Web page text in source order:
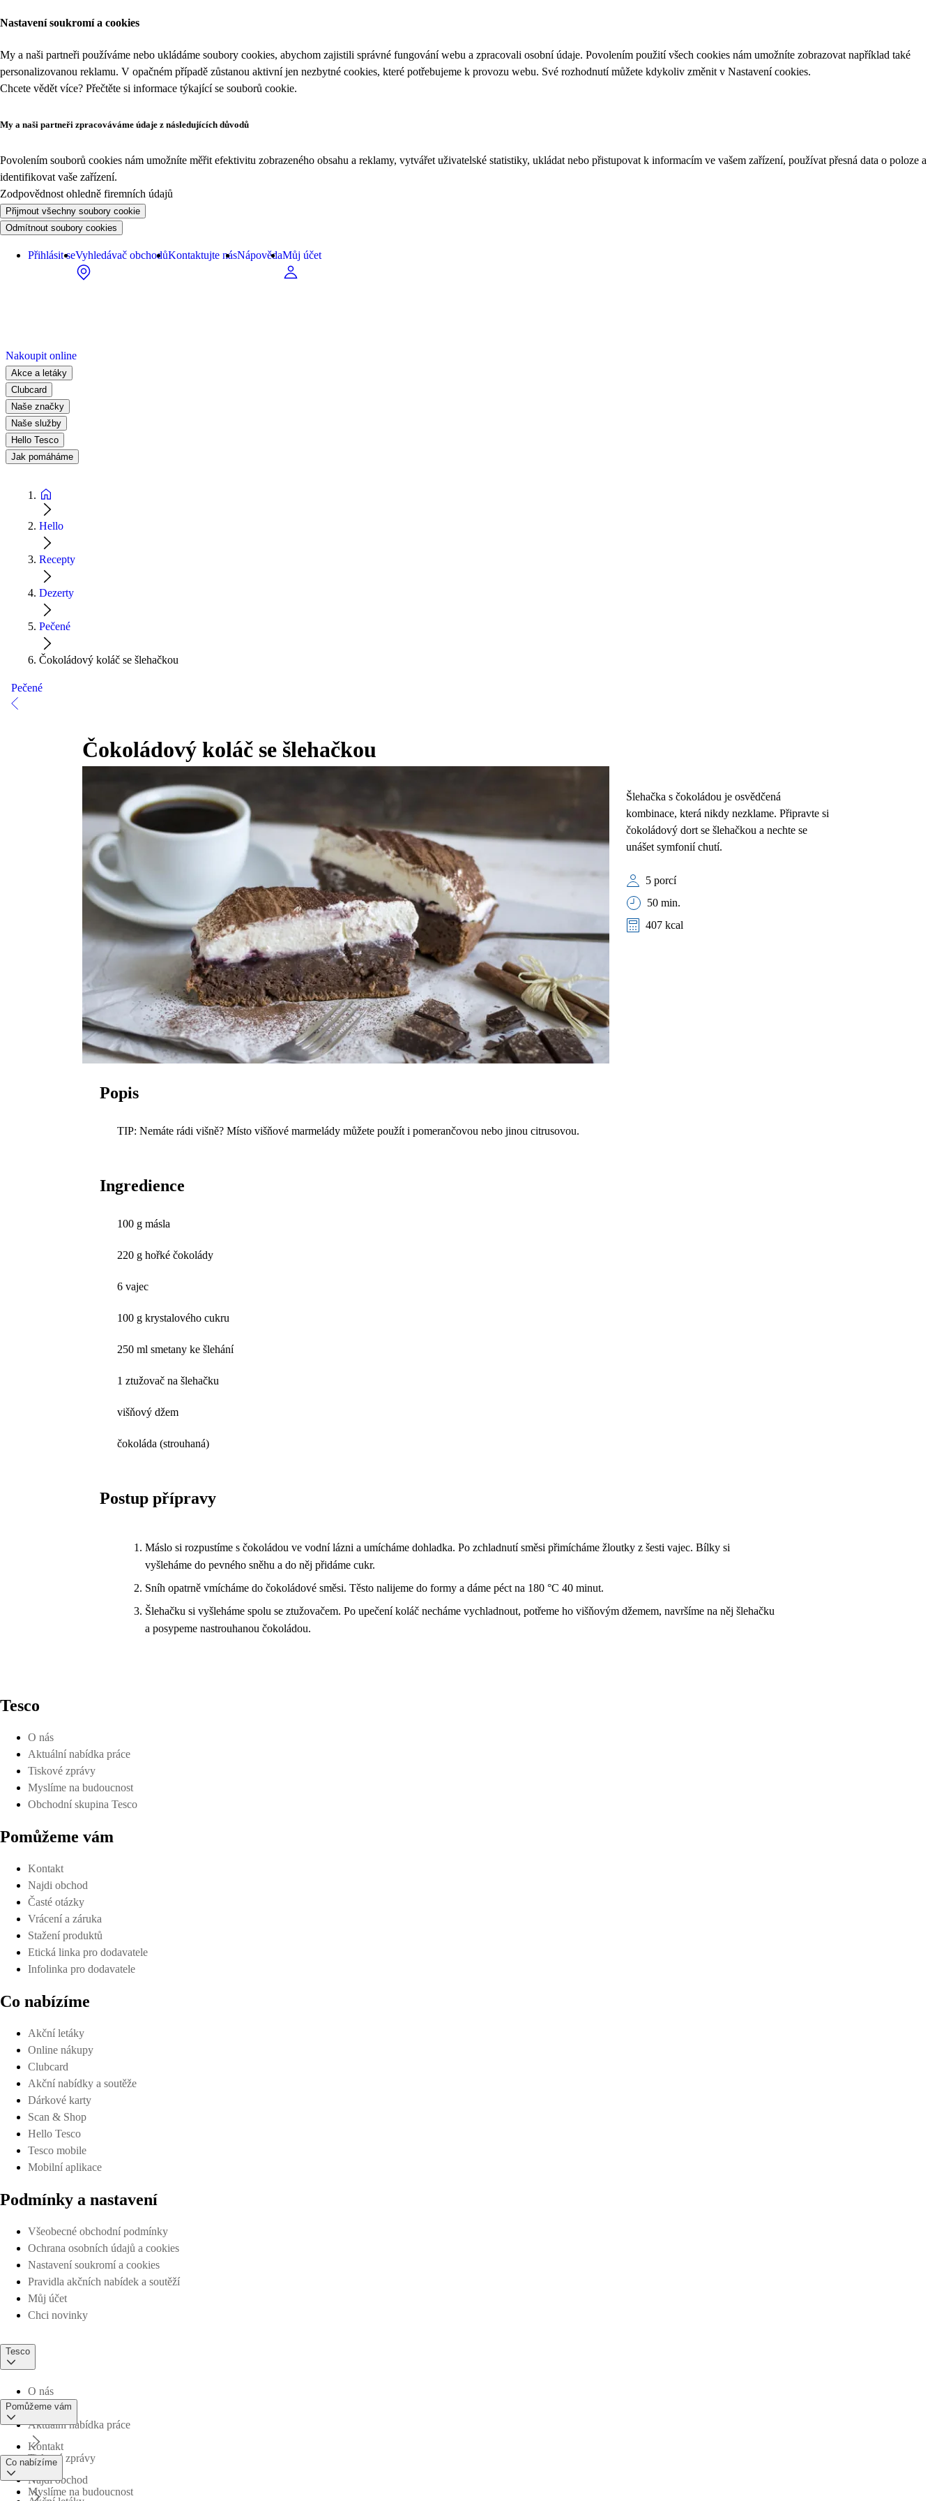
Nastavení soukromí a cookies
My a naši partneři používáme nebo ukládáme soubory cookies, abychom zajistili správné fungování webu a zpracovali osobní údaje. Povolením použití všech cookies nám umožníte zobrazovat například také
personalizovanou reklamu. V opačném případě zůstanou aktivní jen nezbytné cookies, které potřebujeme k provozu webu. Své rozhodnutí můžete kdykoliv změnit v Nastavení cookies.
Chcete vědět více? Přečtěte si informace týkající se souborů cookie.
My a naši partneři zpracováváme údaje z následujících důvodů
Povolením souborů cookies nám umožníte měřit efektivitu zobrazeného obsahu a reklamy, vytvářet uživatelské statistiky, ukládat nebo přistupovat k informacím ve vašem zařízení, používat přesná data o poloze a
identifikovat vaše zařízení.
Zodpovědnost ohledně firemních údajů
Přijmout všechny soubory cookie
Odmítnout soubory cookies
Přihlásit seVyhledávač obchodůKontaktujte násNápovědaMůj účet
Nakoupit online
Akce a letáky
Clubcard
Naše značky
Naše služby
Hello Tesco
Jak pomáháme
Hello
Recepty
Dezerty
Pečené
Čokoládový koláč se šlehačkou
Pečené
Čokoládový koláč se šlehačkou
Šlehačka s čokoládou je osvědčená
kombinace, která nikdy nezklame. Připravte si
čokoládový dort se šlehačkou a nechte se
unášet symfonií chutí.
5 porcí
50 min.
407 kcal
Popis
TIP: Nemáte rádi višně? Místo višňové marmelády můžete použít i pomerančovou nebo jinou citrusovou.
Ingredience
100 g másla
220 g hořké čokolády
6 vajec
100 g krystalového cukru
250 ml smetany ke šlehání
1 ztužovač na šlehačku
višňový džem
čokoláda (strouhaná)
Postup přípravy
Máslo si rozpustíme s čokoládou ve vodní lázni a umícháme dohladka. Po zchladnutí směsi přimícháme žloutky z šesti vajec. Bílky si
vyšleháme do pevného sněhu a do něj přidáme cukr.
Sníh opatrně vmícháme do čokoládové směsi. Těsto nalijeme do formy a dáme péct na 180 °C 40 minut.
Šlehačku si vyšleháme spolu se ztužovačem. Po upečení koláč necháme vychladnout, potřeme ho višňovým džemem, navršíme na něj šlehačku
a posypeme nastrouhanou čokoládou.
Tesco
O nás
Aktuální nabídka práce
Tiskové zprávy
Myslíme na budoucnost
Obchodní skupina Tesco
Pomůžeme vám
Kontakt
Najdi obchod
Časté otázky
Vrácení a záruka
Stažení produktů
Etická linka pro dodavatele
Infolinka pro dodavatele
Co nabízíme
Akční letáky
Online nákupy
Clubcard
Akční nabídky a soutěže
Dárkové karty
Scan & Shop
Hello Tesco
Tesco mobile
Mobilní aplikace
Podmínky a nastavení
Všeobecné obchodní podmínky
Ochrana osobních údajů a cookies
Nastavení soukromí a cookies
Pravidla akčních nabídek a soutěží
Můj účet
Chci novinky
Tesco
O nás
Aktuální nabídka práce
Tiskové zprávy
Myslíme na budoucnost
Pomůžeme vám
Kontakt
Najdi obchod
Co nabízíme